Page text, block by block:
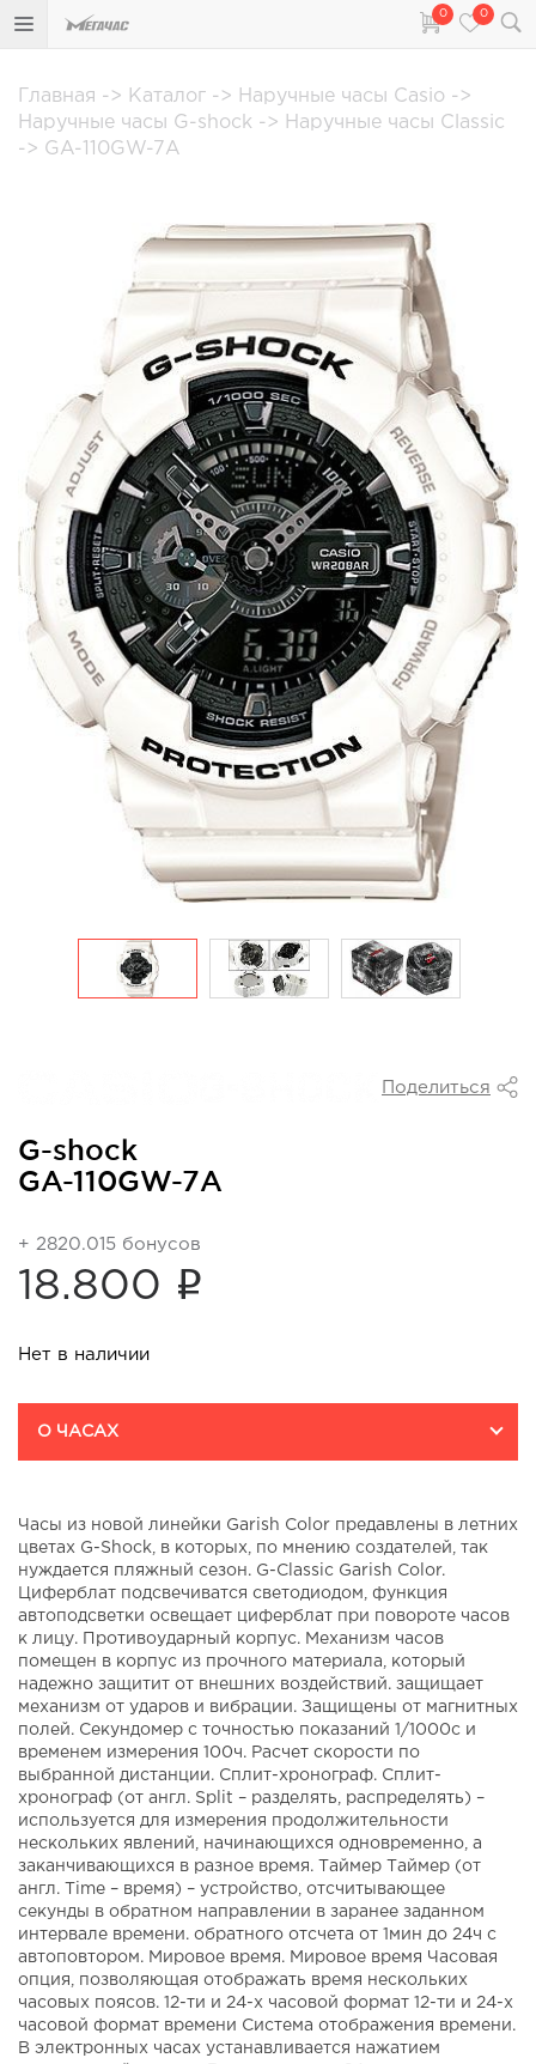
0 0
Главная -> Каталог -> Наручные часы Casio ->
Наручные часы G-shock -> Наручные часы Classic
-> GA-110GW-7A
Поделиться
G-shock
GA-110GW-7A
+ 2820.015 бонусов
18.800 i
Нет в наличии
О ЧАСАХ
Часы из новой линейки Garish Color предавлены в летних
цветах G-Shock, в которых, по мнению создателей, так
нуждается пляжный сезон. G-Classic Garish Color.
Циферблат подсвечиватся светодиодом, функция
автоподсветки освещает циферблат при повороте часов
к лицу. Противоударный корпус. Механизм часов
помещен в корпус из прочного материала, который
надежно защитит от внешних воздействий. защищает
механизм от ударов и вибрации. Защищены от магнитных
полей. Секундомер с точностью показаний 1/1000с и
временем измерения 100ч. Расчет скорости по
выбранной дистанции. Сплит-хронограф. Сплит-
хронограф (от англ. Split – разделять, распределять) –
используется для измерения продолжительности
нескольких явлений, начинающихся одновременно, а
заканчивающихся в разное время. Таймер Таймер (от
англ. Time – время) – устройство, отсчитывающее
секунды в обратном направлении в заранее заданном
интервале времени. обратного отсчета от 1мин до 24ч с
автоповтором. Мировое время. Мировое время Часовая
опция, позволяющая отображать время нескольких
часовых поясов. 12-ти и 24-х часовой формат 12-ти и 24-х
часовой формат времени Система отображения времени.
В электронных часах устанавливается нажатием